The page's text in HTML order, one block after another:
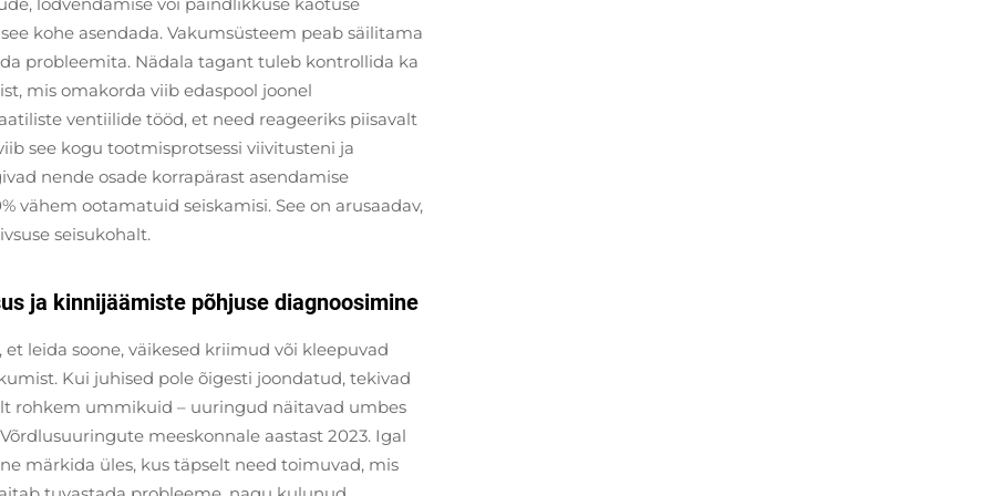
kohe asendada. Vakumsüsteem peab säilitama
probleemita. Nädala tagant tuleb kontrollida ka
mis omakorda viib edaspool joonel
ventiilide tööd, et need reageeriks piisavalt
see kogu tootmisprotsessi viivitusteni ja
nende osade korrapärast asendamise
vähem ootamatuid seiskamisi. See on arusaadav,
seisukohalt.
ja kinnijäämiste põhjuse diagnoosimine
leida soone, väikesed kriimud või kleepuvad
Kui juhised pole õigesti joondatud, tekivad
rohkem ummikuid – uuringud näitavad umbes
meeskonnale aastast 2023. Igal
märkida üles, kus täpselt need toimuvad, mis